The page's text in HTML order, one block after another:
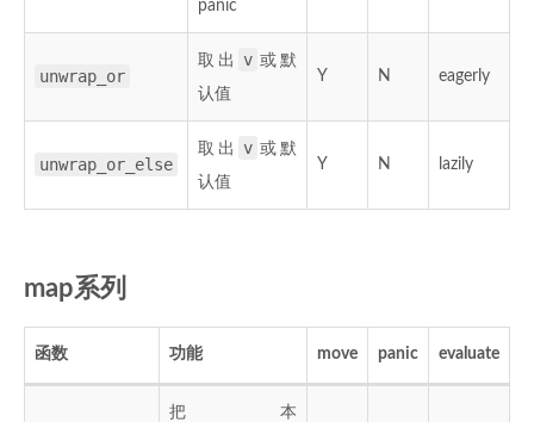
panic
unwrap_or
取出 v 或默
认值
Y N eagerly
unwrap_or_else
取出 v 或默
认值
Y N lazily
map系列
函数 功能 move panic evaluate
把本